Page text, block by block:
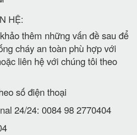
HỆ:
thêm những vấn đề sau để
cháy an toàn phù hợp với
liên hệ với chúng tôi theo
số điện thoại
24/24: 0084 98 2770404